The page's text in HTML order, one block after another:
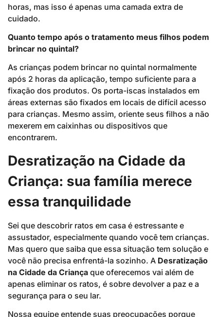
horas, mas isso é apenas uma camada extra de
cuidado.
Quanto tempo após o tratamento meus filhos podem
brincar no quintal?
As crianças podem brincar no quintal normalmente
após 2 horas da aplicação, tempo suficiente para a
fixação dos produtos. Os porta-iscas instalados em
áreas externas são fixados em locais de difícil acesso
para crianças. Mesmo assim, oriente seus filhos a não
mexerem em caixinhas ou dispositivos que
encontrarem.
Desratização na Cidade da
Criança: sua família merece
essa tranquilidade
Sei que descobrir ratos em casa é estressante e
assustador, especialmente quando você tem crianças.
Mas quero que saiba que essa situação tem solução e
você não precisa enfrentá-la sozinho. A Desratização
na Cidade da Criança que oferecemos vai além de
apenas eliminar os ratos, é sobre devolver a paz e a
segurança para o seu lar.
Nossa equipe entende suas preocupações porque